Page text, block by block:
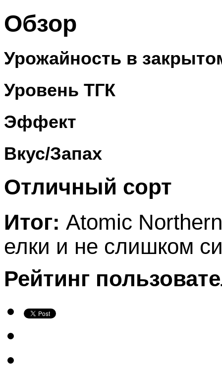
Обзор
Урожайность в
Уровень ТГК
Эффект
Вкус/Запах
Отличный сорт
Итог: Atomic
елки и не слишком
Рейтинг